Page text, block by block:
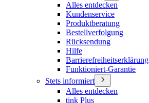
Alles entdecken
Kundenservice
Produktberatung
Bestellverfolgung
Rücksendung
Hilfe
Barrierefreiheitserklärung
Funktioniert-Garantie
Stets informiert
Alles entdecken
tink Plus